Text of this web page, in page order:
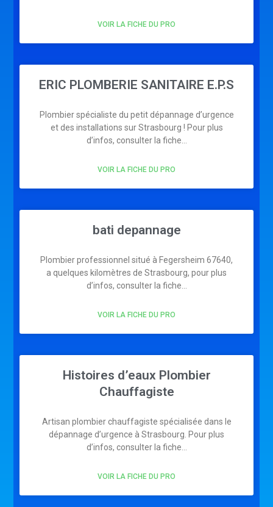
VOIR LA FICHE DU PRO
ERIC PLOMBERIE SANITAIRE E.P.S
Plombier spécialiste du petit dépannage d’urgence
et des installations sur Strasbourg ! Pour plus
d’infos, consulter la fiche…
VOIR LA FICHE DU PRO
bati depannage
Plombier professionnel situé à Fegersheim 67640,
a quelques kilomètres de Strasbourg, pour plus
d’infos, consulter la fiche…
VOIR LA FICHE DU PRO
Histoires d’eaux Plombier
Chauffagiste
Artisan plombier chauffagiste spécialisée dans le
dépannage d’urgence à Strasbourg. Pour plus
d’infos, consulter la fiche…
VOIR LA FICHE DU PRO